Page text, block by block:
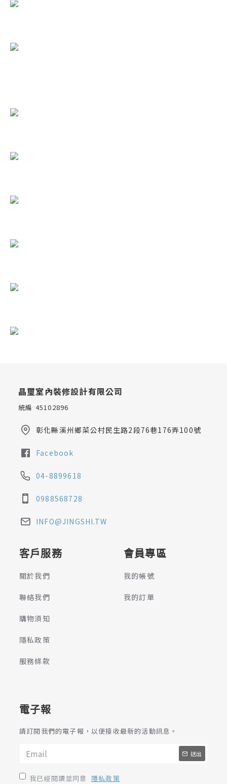
晶璽室內裝修設計有限公司
統編 45102896
彰化縣溪州鄉菜公村民生路2段76巷176弄100號
Facebook
04-8899618
0988568728
INFO@JINGSHI.TW
客戶服務
關於我們
聯絡我們
購物須知
隱私政策
服務條款
會員專區
我的帳號
我的訂單
電子報
請訂閱我們的電子報，以便接收最新的活動訊息。
送出
我已經閱讀並同意 隱私政策